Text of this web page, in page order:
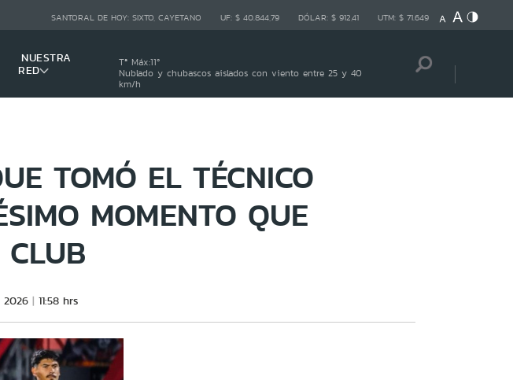
SANTORAL DE HOY: SIXTO, CAYETANO UF: $ 40.844,79 DÓLAR: $ 912,41 UTM: $ 71.649
NUESTRA
RED
Tª Máx:11º
Nublado y chubascos aislados con viento entre 25 y 40
km/h
TOMÓ EL TÉCNICO
MOMENTO QUE
11:58 hrs